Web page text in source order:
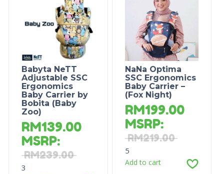
Babyta NeTT
Adjustable SSC
Ergonomics
Baby Carrier by
Bobita (Baby
Zoo)
RM139.00
MSRP:
RM239.00
3
NaNa Optima
SSC Ergonomics
Baby Carrier –
(Fox Night)
RM199.00
MSRP:
RM219.00
5
Add to cart